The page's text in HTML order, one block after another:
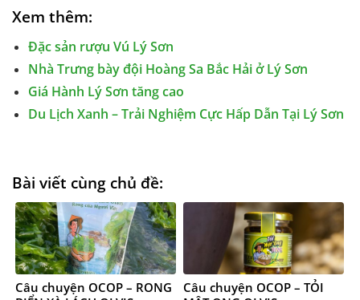
Xem thêm:
Đặc sản rượu Vú Lý Sơn
Nhà Trưng bày đội Hoàng Sa Bắc Hải ở Lý Sơn
Giá Hành Lý Sơn tăng cao
Du Lịch Xanh – Trải Nghiệm Cực Hấp Dẫn Tại Lý Sơn
Bài viết cùng chủ đề:
Câu chuyện OCOP – RONG
Câu chuyện OCOP – TỎI